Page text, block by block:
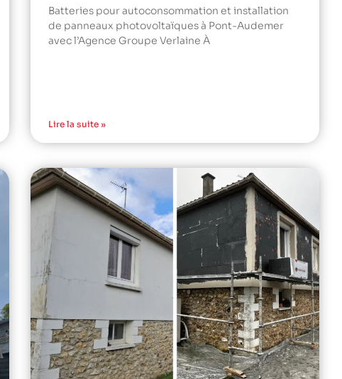
Batteries pour autoconsommation et installation
de panneaux photovoltaïques à Pont-Audemer
avec l’Agence Groupe Verlaine À
Lire la suite »